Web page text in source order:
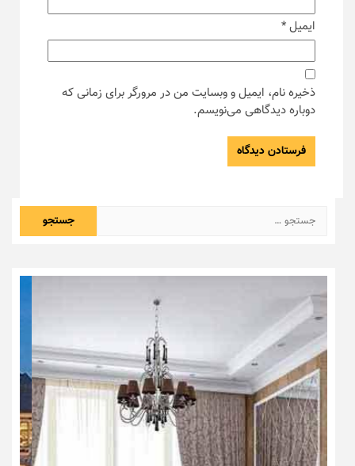
ایمیل*
ذخیره نام، ایمیل و وبسایت من در مرورگر برای زمانی که
دوباره دیدگاهی می‌نویسم.
جستجو
برای: